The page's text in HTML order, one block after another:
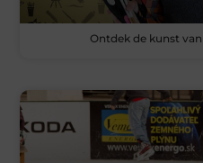
Ontdek de kunst